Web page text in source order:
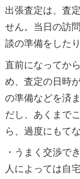
出張査定は、査
せん。当日の訪
談の準備をした
直前になってか
め、査定の日時
の準備などを済
だし、あくまで
ら、過度にもて
・うまく交渉で
人によっては自